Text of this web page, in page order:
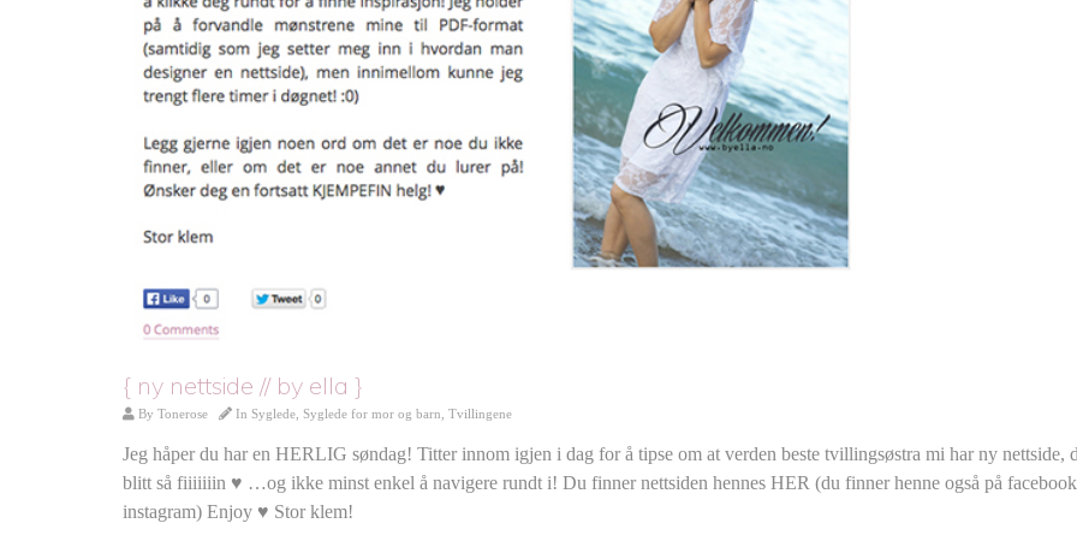
{ ny nettside // by ella }
By Tonerose In Syglede, Syglede for mor og barn, Tvillingene
Jeg håper du har en HERLIG søndag! Titter innom igjen i dag for å tipse om at verden beste tvillingsøstra mi har ny nettside,
blitt så fiiiiiiin ♥ …og ikke minst enkel å navigere rundt i! Du finner nettsiden hennes HER (du finner henne også på
instagram) Enjoy ♥ Stor klem!